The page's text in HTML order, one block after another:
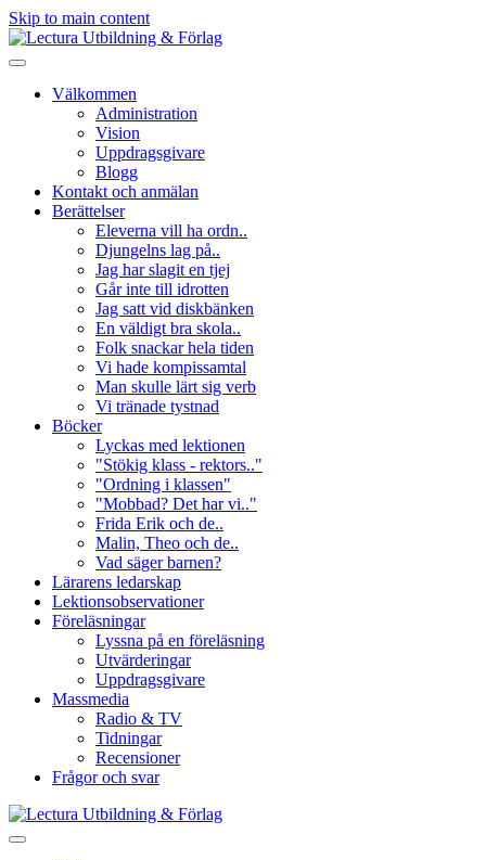
Skip to main content
Välkommen
Administration
Vision
Uppdragsgivare
Blogg
Kontakt och anmälan
Berättelser
Eleverna vill ha ordn..
Djungelns lag på..
Jag har slagit en tjej
Går inte till idrotten
Jag satt vid diskbänken
En väldigt bra skola..
Folk snackar hela tiden
Vi hade kompissamtal
Man skulle lärt sig verb
Vi tränade tystnad
Böcker
Lyckas med lektionen
"Stökig klass - rektors.."
"Ordning i klassen"
"Mobbad? Det har vi.."
Frida Erik och de..
Malin, Theo och de..
Vad säger barnen?
Lärarens ledarskap
Lektionsobservationer
Föreläsningar
Lyssna på en föreläsning
Utvärderingar
Uppdragsgivare
Massmedia
Radio & TV
Tidningar
Recensioner
Frågor och svar